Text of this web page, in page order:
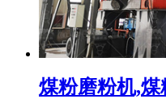
煤粉磨粉机,